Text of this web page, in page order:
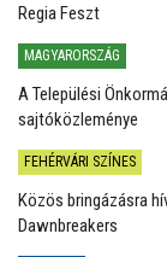
Regia Feszt
MAGYARORSZÁG
A Települési
sajtóközleménye
FEHÉRVÁRI SZÍNES
Közös bringázásra
Dawnbreakers